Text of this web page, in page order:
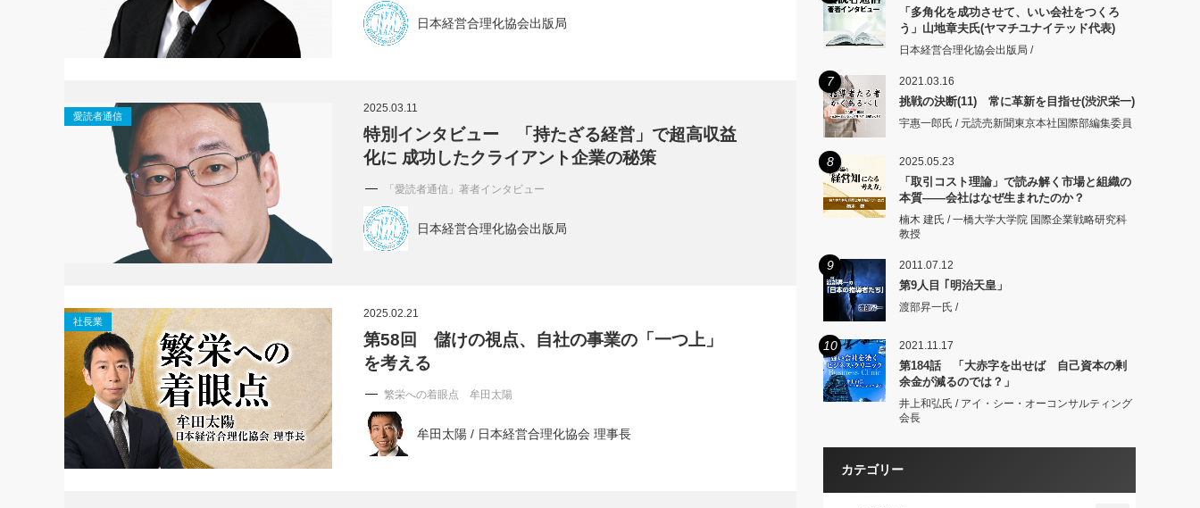
日本経営合理化協会出版局
愛読者通信
2025.03.11
特別インタビュー 「持たざる経営」で超高収益
化に 成功したクライアント企業の秘策
「愛読者通信」著者インタビュー
日本経営合理化協会出版局
社長業
2025.02.21
第58回 儲けの視点、自社の事業の「一つ上」
を考える
繁栄への着眼点 牟田太陽
牟田太陽 / 日本経営合理化協会 理事長
「多角化を成功させて、いい会社をつくろ
う」山地章夫氏(ヤマチユナイテッド代表)
日本経営合理化協会出版局 /
7 2021.03.16
挑戦の決断(11) 常に革新を目指せ(渋沢栄一)
宇惠一郎氏 / 元読売新聞東京本社国際部編集委員
8 2025.05.23
「取引コスト理論」で読み解く市場と組織の
本質――会社はなぜ生まれたのか？
楠木 建氏 / 一橋大学大学院 国際企業戦略研究科
教授
9 2011.07.12
第9人目 ｢明治天皇」
渡部昇一氏 /
10 2021.11.17
第184話 「大赤字を出せば 自己資本の剰
余金が減るのでは？」
井上和弘氏 / アイ・シー・オーコンサルティング
会長
カテゴリー